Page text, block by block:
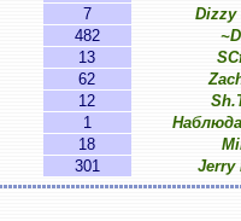
7 Dizzy
482
13
62
12
1
18
301 Jerry